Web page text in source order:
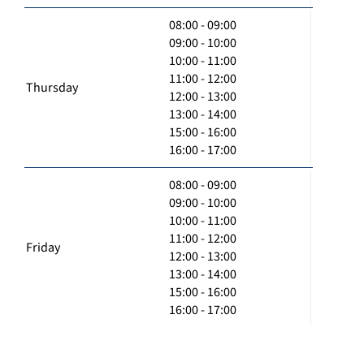
Thursday
08:00 - 09:00
09:00 - 10:00
10:00 - 11:00
11:00 - 12:00
12:00 - 13:00
13:00 - 14:00
15:00 - 16:00
16:00 - 17:00
Friday
08:00 - 09:00
09:00 - 10:00
10:00 - 11:00
11:00 - 12:00
12:00 - 13:00
13:00 - 14:00
15:00 - 16:00
16:00 - 17:00